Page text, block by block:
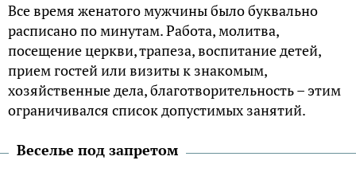
Все время женатого мужчины было буквально
расписано по минутам. Работа, молитва,
посещение церкви, трапеза, воспитание детей,
прием гостей или визиты к знакомым,
хозяйственные дела, благотворительность – этим
ограничивался список допустимых занятий.
Веселье под запретом